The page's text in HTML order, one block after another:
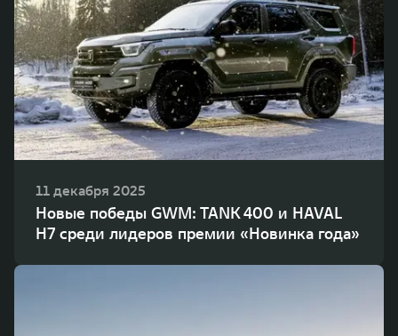
11 декабря 2025
Новые победы GWM: TANK 400 и HAVAL
H7 среди лидеров премии «Новинка года»